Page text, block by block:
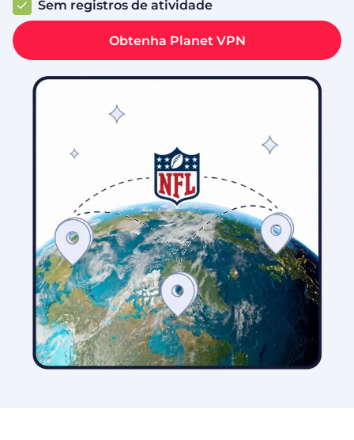
Sem registros de atividade
Obtenha Planet VPN